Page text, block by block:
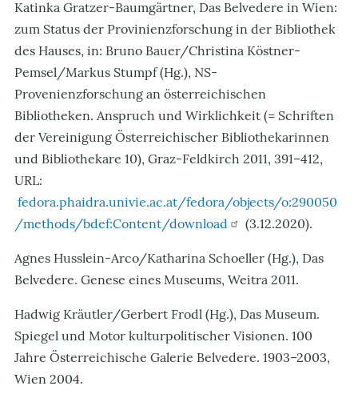
Katinka Gratzer-Baumgärtner, Das Belvedere in Wien:
zum Status der Provinienzforschung in der Bibliothek
des Hauses, in: Bruno Bauer/Christina Köstner-
Pemsel/Markus Stumpf (Hg.), NS-
Provenienzforschung an österreichischen
Bibliotheken. Anspruch und Wirklichkeit (= Schriften
der Vereinigung Österreichischer Bibliothekarinnen
und Bibliothekare 10), Graz-Feldkirch 2011, 391–412,
URL:
fedora.phaidra.univie.ac.at/fedora/objects/o:290050
/methods/bdef:Content/download
(3.12.2020).
Agnes Husslein-Arco/Katharina Schoeller (Hg.), Das
Belvedere. Genese eines Museums, Weitra 2011.
Hadwig Kräutler/Gerbert Frodl (Hg.), Das Museum.
Spiegel und Motor kulturpolitischer Visionen. 100
Jahre Österreichische Galerie Belvedere. 1903–2003,
Wien 2004.